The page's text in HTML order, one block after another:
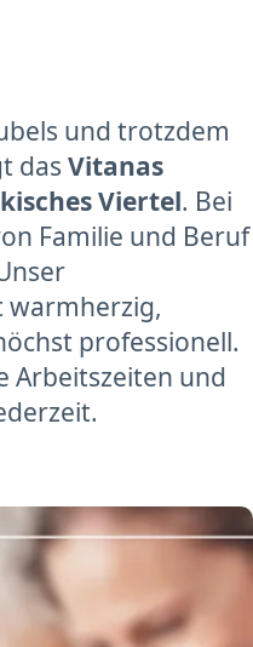
und trotzdem
das Vitanas
Viertel. Bei
Familie und Beruf
warmherzig,
professionell.
Arbeitszeiten und